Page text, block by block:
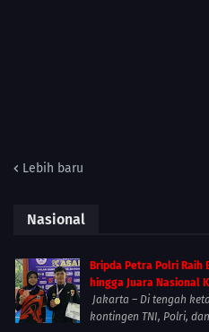
Lebih baru
Nasional
Bripda Petra Polri Raih
hingga Juara Nasional
Jakarta – Di tengah
kontingen TNI, Polri,